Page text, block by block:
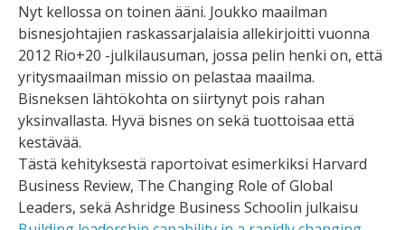
Nyt kellossa on toinen ääni. Joukko maailman
bisnesjohtajien raskassarjalaisia allekirjoitti vuonna
2012 Rio+20 -julkilausuman, jossa pelin henki on, että
yritysmaailman missio on pelastaa maailma.
Bisneksen lähtökohta on siirtynyt pois rahan
yksinvallasta. Hyvä bisnes on sekä tuottoisaa että
kestävää.
Tästä kehityksestä raportoivat esimerkiksi Harvard
Business Review, The Changing Role of Global
Leaders, sekä Ashridge Business Schoolin julkaisu